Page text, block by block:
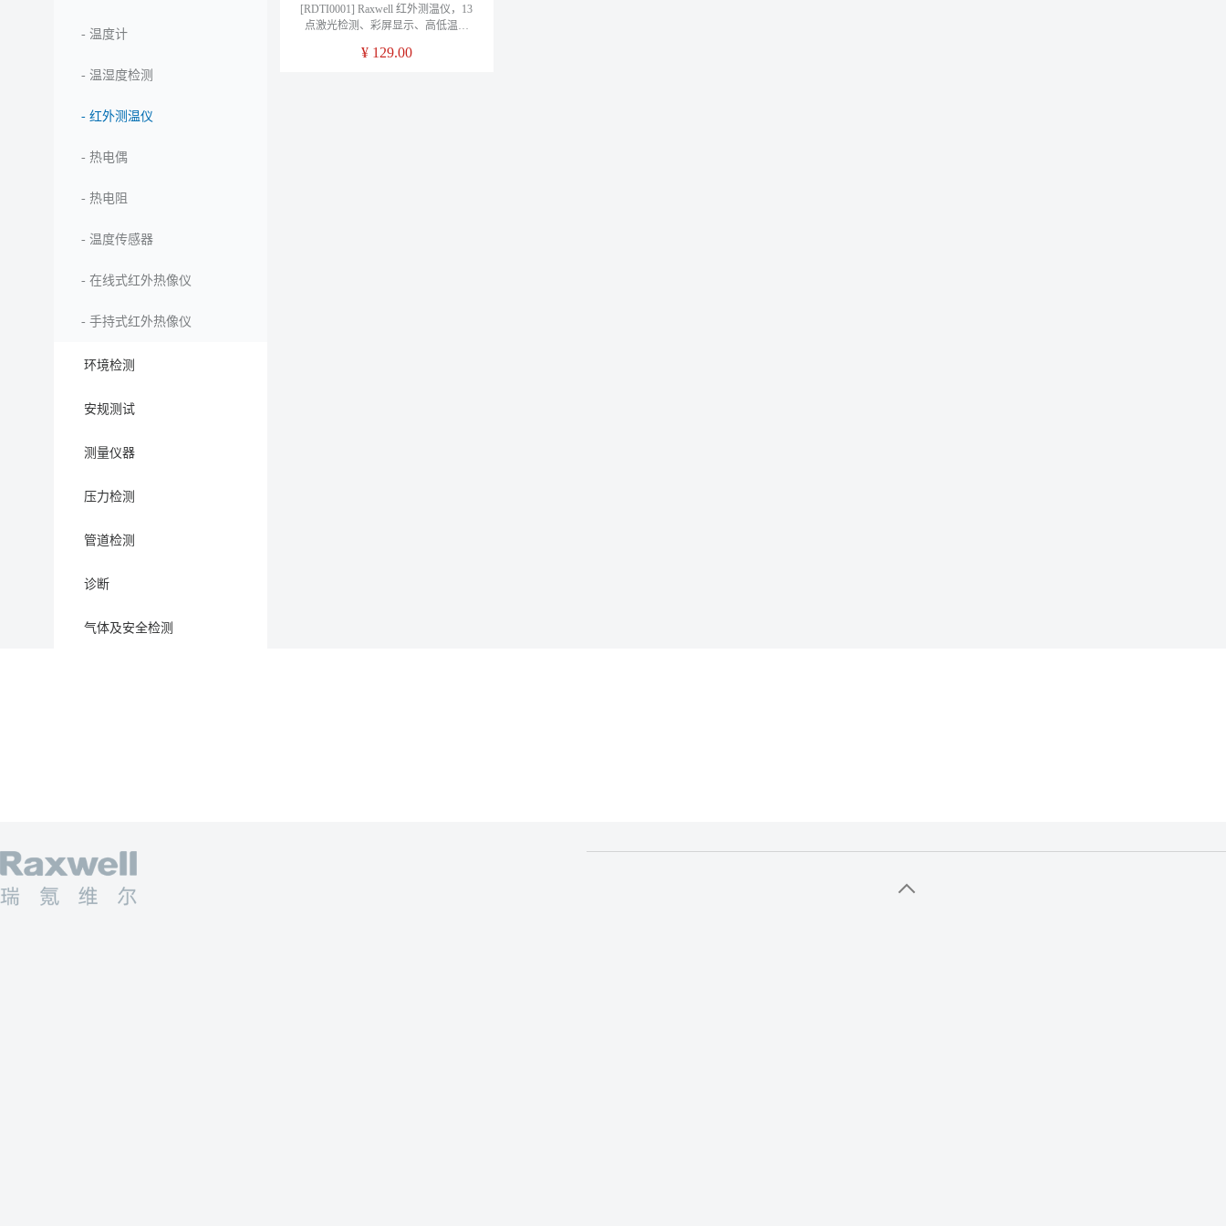
- 温度计
- 温湿度检测
- 红外测温仪
- 热电偶
- 热电阻
- 温度传感器
- 在线式红外热像仪
- 手持式红外热像仪
环境检测
安规测试
测量仪器
压力检测
管道检测
诊断
气体及安全检测
[RDTI0001] Raxwell 红外测温仪，13
点激光检测、彩屏显示、高低温报
¥ 129.00